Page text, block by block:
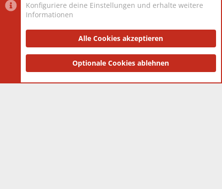
Datenschutzerklärung Impressum
Community platform by XenForo® © 2010-2025 XenForo Ltd.
and add-ons by ThemeHouse
Konfiguriere deine Einstellungen und erhalte weitere
Informationen
Alle Cookies akzeptieren
Optionale Cookies ablehnen